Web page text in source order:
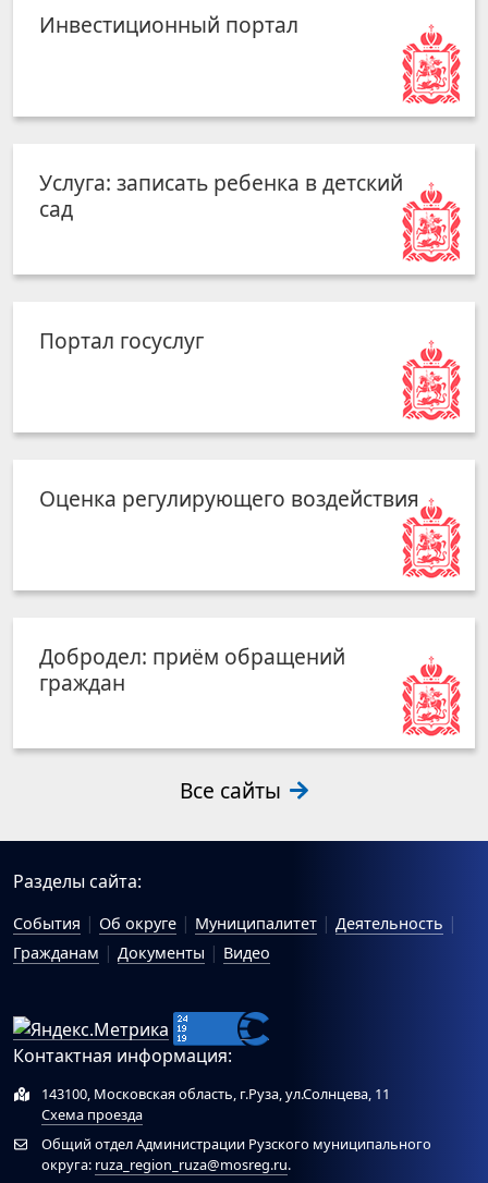
Инвестиционный портал
Услуга: записать ребенка в детский
сад
Портал госуслуг
Оценка регулирующего воздействия
Добродел: приём обращений
граждан
Все сайты
Разделы сайта:
События Об округе Муниципалитет
Деятельность
Гражданам
Документы Видео
Контактная информация:
143100, Московская область, г.Руза, ул.Солнцева, 11
Схема проезда
Общий отдел Администрации Рузского муниципального
округа: ruza_region_ruza@mosreg.ru.